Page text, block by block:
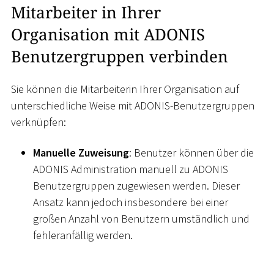
Mitarbeiter in Ihrer
Organisation mit ADONIS
Benutzergruppen verbinden
Sie können die Mitarbeiterin Ihrer Organisation auf
unterschiedliche Weise mit ADONIS-Benutzergruppen
verknüpfen:
Manuelle Zuweisung: Benutzer können über die
ADONIS Administration manuell zu ADONIS
Benutzergruppen zugewiesen werden. Dieser
Ansatz kann jedoch insbesondere bei einer
großen Anzahl von Benutzern umständlich und
fehleranfällig werden.